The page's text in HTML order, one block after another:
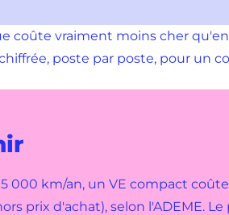
coûte vraiment moins cher
poste par poste, pour un
000 km/an, un VE compact
prix d'achat), selon l'ADEME.